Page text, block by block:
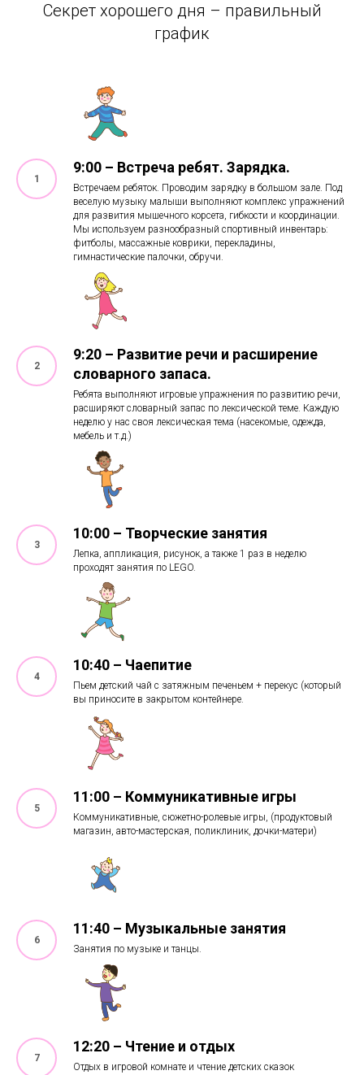
Секрет хорошего дня – правильный
график
9:00 – Встреча ребят. Зарядка.
Встречаем ребяток. Проводим зарядку в большом зале. Под
веселую музыку малыши выполняют комплекс упражнений
для развития мышечного корсета, гибкости и координации.
Мы используем разнообразный спортивный инвентарь:
фитболы, массажные коврики, перекладины,
гимнастические палочки, обручи.
9:20 – Развитие речи и расширение
словарного запаса.
Ребята выполняют игровые упражнения по развитию речи,
расширяют словарный запас по лексической теме. Каждую
неделю у нас своя лексическая тема (насекомые, одежда,
мебель и т.д.)
10:00 – Творческие занятия
Лепка, аппликация, рисунок, а также 1 раз в неделю
проходят занятия по LEGO.
10:40 – Чаепитие
Пьем детский чай с затяжным печеньем + перекус (который
вы приносите в закрытом контейнере.
11:00 – Коммуникативные игры
Коммуникативные, сюжетно-ролевые игры, (продуктовый
магазин, авто-мастерская, поликлиник, дочки-матери)
11:40 – Музыкальные занятия
Занятия по музыке и танцы.
12:20 – Чтение и отдых
Отдых в игровой комнате и чтение детских сказок